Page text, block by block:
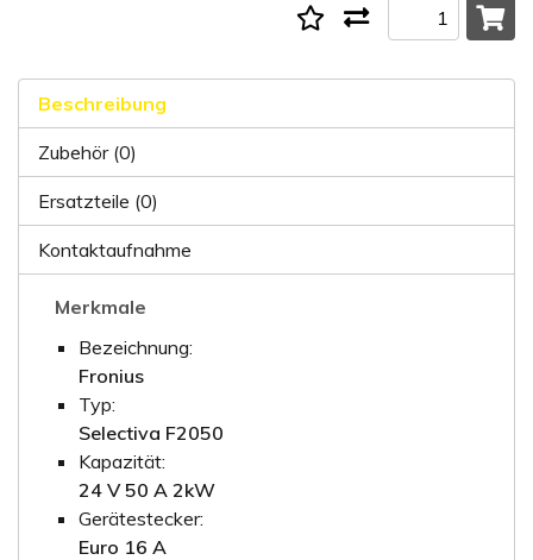
Beschreibung
Zubehör (0)
Ersatzteile (0)
Kontaktaufnahme
Merkmale
Bezeichnung:
Fronius
Typ:
Selectiva F2050
Kapazität:
24 V 50 A 2kW
Gerätestecker:
Euro 16 A